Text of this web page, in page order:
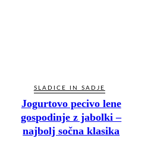
SLADICE IN SADJE
Jogurtovo pecivo lene
gospodinje z jabolki –
najbolj sočna klasika